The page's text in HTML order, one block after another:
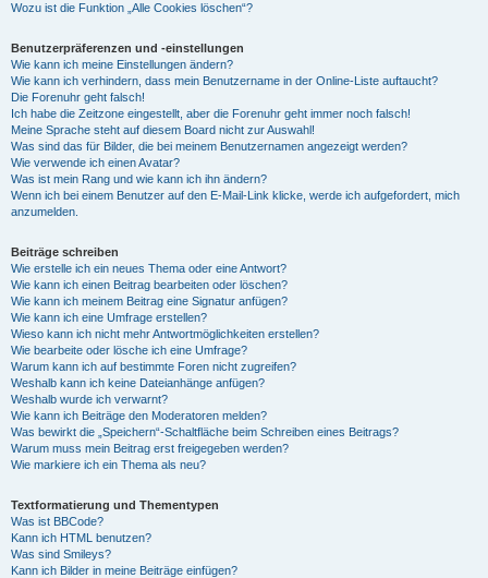
Wozu ist die Funktion „Alle Cookies löschen“?
Benutzerpräferenzen und -einstellungen
Wie kann ich meine Einstellungen ändern?
Wie kann ich verhindern, dass mein Benutzername in der Online-Liste auftaucht?
Die Forenuhr geht falsch!
Ich habe die Zeitzone eingestellt, aber die Forenuhr geht immer noch falsch!
Meine Sprache steht auf diesem Board nicht zur Auswahl!
Was sind das für Bilder, die bei meinem Benutzernamen angezeigt werden?
Wie verwende ich einen Avatar?
Was ist mein Rang und wie kann ich ihn ändern?
Wenn ich bei einem Benutzer auf den E-Mail-Link klicke, werde ich aufgefordert, mich
anzumelden.
Beiträge schreiben
Wie erstelle ich ein neues Thema oder eine Antwort?
Wie kann ich einen Beitrag bearbeiten oder löschen?
Wie kann ich meinem Beitrag eine Signatur anfügen?
Wie kann ich eine Umfrage erstellen?
Wieso kann ich nicht mehr Antwortmöglichkeiten erstellen?
Wie bearbeite oder lösche ich eine Umfrage?
Warum kann ich auf bestimmte Foren nicht zugreifen?
Weshalb kann ich keine Dateianhänge anfügen?
Weshalb wurde ich verwarnt?
Wie kann ich Beiträge den Moderatoren melden?
Was bewirkt die „Speichern“-Schaltfläche beim Schreiben eines Beitrags?
Warum muss mein Beitrag erst freigegeben werden?
Wie markiere ich ein Thema als neu?
Textformatierung und Thementypen
Was ist BBCode?
Kann ich HTML benutzen?
Was sind Smileys?
Kann ich Bilder in meine Beiträge einfügen?